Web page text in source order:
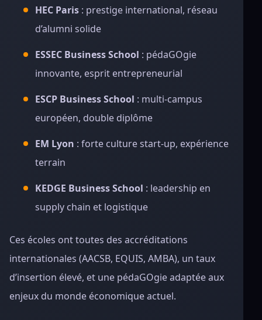
HEC Paris : prestige international, réseau
d’alumni solide
ESSEC Business School : pédaGOgie
innovante, esprit entrepreneurial
ESCP Business School : multi-campus
européen, double diplôme
EM Lyon : forte culture start-up, expérience
terrain
KEDGE Business School : leadership en
supply chain et logistique
Ces écoles ont toutes des accréditations
internationales (AACSB, EQUIS, AMBA), un taux
d’insertion élevé, et une pédaGOgie adaptée aux
enjeux du monde économique actuel.